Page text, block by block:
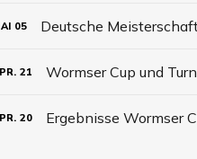
05 Deutsche
21 Wormser Cup und
20 Ergebnisse Wormser